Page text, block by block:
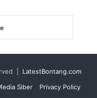
| LatestBontang.com
Siber Privacy Policy